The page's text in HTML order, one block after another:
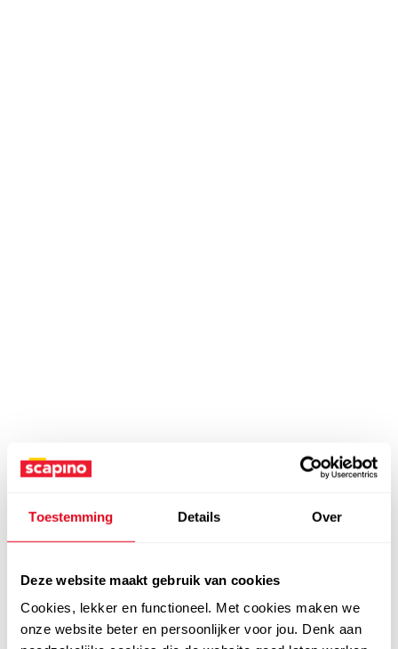
Toestemming Details Over
Deze website maakt gebruik van cookies
Cookies, lekker en functioneel. Met cookies maken we
onze website beter en persoonlijker voor jou. Denk aan